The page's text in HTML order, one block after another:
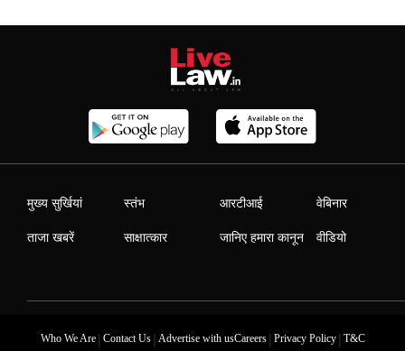
मुख्य सुर्खियां
ताजा खबरें
स्तंभ
साक्षात्कार
आरटीआई
जानिए हमारा कानून
वेबिनार
वीडियो
Who We Are| Contact Us| Advertise with usCareers| Privacy Policy| T&C